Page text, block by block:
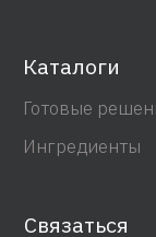
© 2022 Лофинк Спайс Р